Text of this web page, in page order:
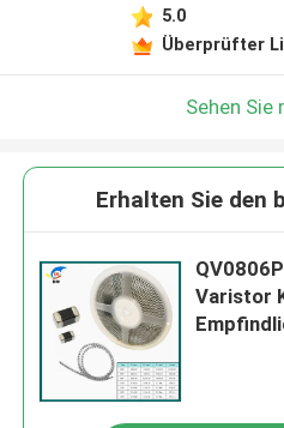
5.0
Überprüfter
Sehen Sie
Erhalten Sie den
Varistor